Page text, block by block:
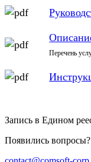
Перечень
Запись в Едином
Появились